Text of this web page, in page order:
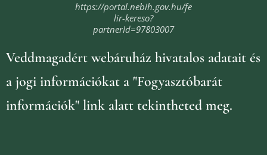
https://portal.nebih.gov.hu/fe
lir-kereso?
partnerId=97803007
Veddmagadért webáruház hivatalos adatait és
a jogi információkat a "Fogyasztóbarát
információk" link alatt tekintheted meg.